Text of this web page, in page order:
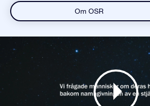
Om OSR